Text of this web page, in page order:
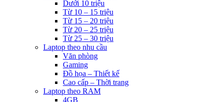
Dưới 10 triệu
Từ 10 – 15 triệu
Từ 15 – 20 triệu
Từ 20 – 25 triệu
Từ 25 – 30 triệu
Laptop theo nhu cầu
Văn phòng
Gaming
Đồ họa – Thiết kế
Cao cấp – Thời trang
Laptop theo RAM
4GB